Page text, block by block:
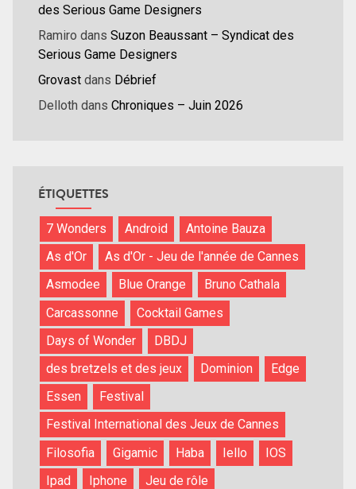
des Serious Game Designers
Ramiro dans Suzon Beaussant – Syndicat des
Serious Game Designers
Grovast dans Débrief
Delloth dans Chroniques – Juin 2026
ÉTIQUETTES
7 Wonders Android
Antoine Bauza
As d'Or
As d'Or - Jeu de l'année de Cannes
Asmodee
Blue Orange
Bruno Cathala
Carcassonne
Cocktail Games
Days of Wonder
DBDJ
des bretzels et des jeux
Dominion
Edge
Essen
Festival
Festival International des Jeux de Cannes
Filosofia
Gigamic Haba Iello
IOS
Ipad
Iphone
Jeu de rôle